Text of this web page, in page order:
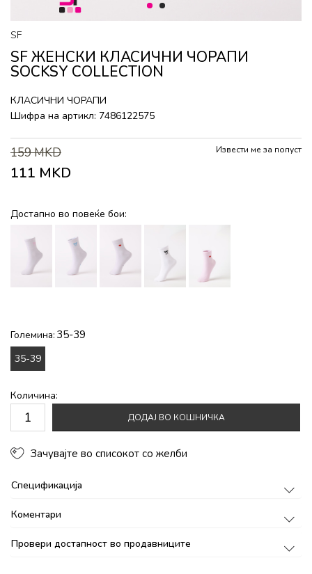
1 2
SF
SF ЖЕНСКИ КЛАСИЧНИ ЧОРАПИ
SOCKSY COLLECTION
КЛАСИЧНИ ЧОРАПИ
Шифра на артикл: 7486122575
159MKD
111 MKD
Извести ме за попуст
Достапно во повеќе бои:
Големина: 35-39
35-39
Количина:
ДОДАЈ ВО КОШНИЧКА
Зачувајте во списокот со желби
Спецификација
Коментари
Провери достапност во продавниците